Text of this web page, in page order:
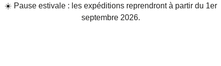
☀️ Pause estivale : les expéditions reprendront à partir du 1er
septembre 2026.